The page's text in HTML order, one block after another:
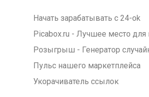
Начать зарабатывать с 24-ok
Picabox.ru - Лучшее место
Розыгрыш - Генератор
Пульс нашего маркетплейса
Укорачиватель ссылок